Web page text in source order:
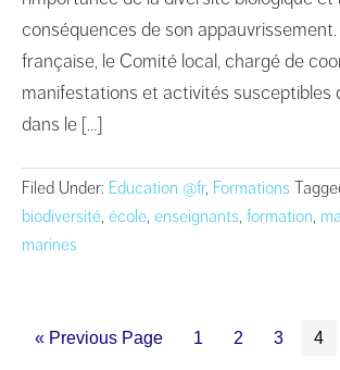
conséquences de son appauvrissement.
française, le Comité local, chargé de
manifestations et activités susceptibles
dans le […]
Filed Under: Education @fr, Formations
biodiversité, école, enseignants, formation,
marines
« Previous Page 1 2 3 4